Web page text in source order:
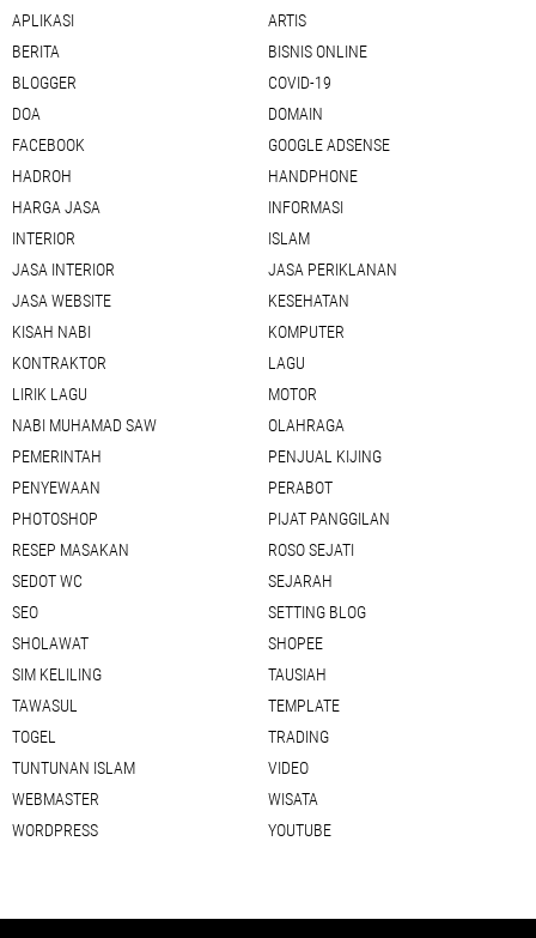
APLIKASI
ARTIS
BERITA
BISNIS ONLINE
BLOGGER
COVID-19
DOA
DOMAIN
FACEBOOK
GOOGLE ADSENSE
HADROH
HANDPHONE
HARGA JASA
INFORMASI
INTERIOR
ISLAM
JASA INTERIOR
JASA PERIKLANAN
JASA WEBSITE
KESEHATAN
KISAH NABI
KOMPUTER
KONTRAKTOR
LAGU
LIRIK LAGU
MOTOR
NABI MUHAMAD SAW
OLAHRAGA
PEMERINTAH
PENJUAL KIJING
PENYEWAAN
PERABOT
PHOTOSHOP
PIJAT PANGGILAN
RESEP MASAKAN
ROSO SEJATI
SEDOT WC
SEJARAH
SEO
SETTING BLOG
SHOLAWAT
SHOPEE
SIM KELILING
TAUSIAH
TAWASUL
TEMPLATE
TOGEL
TRADING
TUNTUNAN ISLAM
VIDEO
WEBMASTER
WISATA
WORDPRESS
YOUTUBE